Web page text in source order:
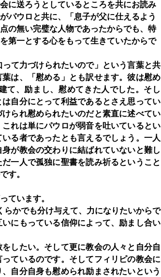
に送ろうとしているところを共にお読み
パウロと共に、「息子が父に仕えるよう
の無い完璧な人物であったからでも、特
第一とする心をもって生きていたからで
て力づけられたいので」という言葉と共
は、「慰める」とも訳せます。彼は慰め
て、励まし、慰めてきた人でした。そし
自分にとって利益であるとさえ思ってい
られ慰められたいのだと素直に述べてい
れは単にパウロが弱音を吐いているとい
る者であったとも言えるでしょう。一人
が教会の交わりに結ばれていないと難し
一人で孤独に聖書を読み祈るということ
す。
ています。
かでも分け与えて、力になりたいからで
にもっている信仰によって、励まし合い
したい。そして更に教会の人々と自分自
ているのです。そしてフィリピの教会に
自分自身も慰められ励まされたいという